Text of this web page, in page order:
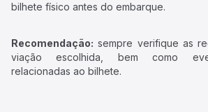
bilhete físico antes do embarque.
Recomendação: sempre verifique as
viação escolhida, bem como
relacionadas ao bilhete.